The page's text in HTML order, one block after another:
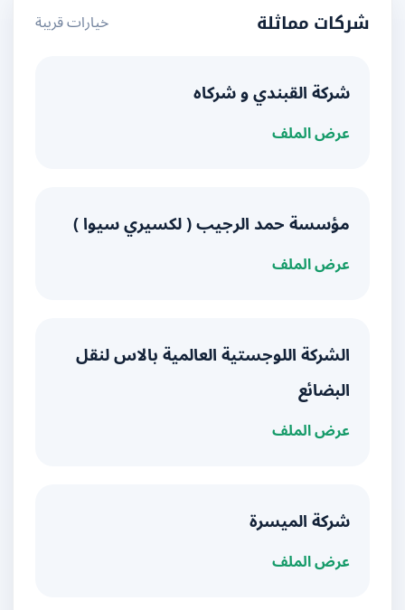
شركات مماثلة خيارات قريبة
شركة القبندي و شركاه
عرض الملف
مؤسسة حمد الرجيب ( لكسيري سيوا )
عرض الملف
الشركة اللوجستية العالمية بالاس لنقل
البضائع
عرض الملف
شركة الميسرة
عرض الملف